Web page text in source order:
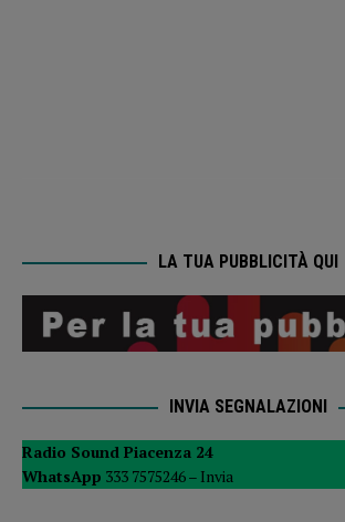
LA TUA PUBBLICITÀ QUI
INVIA SEGNALAZIONI
Radio Sound Piacenza 24
WhatsApp 333 7575246 – Invia